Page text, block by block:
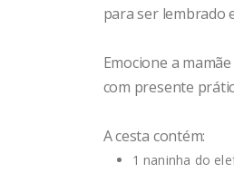
para ser lembrado
Emocione a
com presente
A cesta contém:
1 naninha do